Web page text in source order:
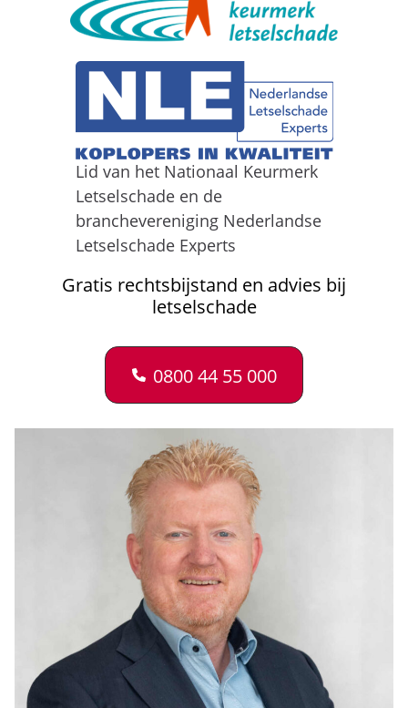
Lid van het Nationaal Keurmerk
Letselschade en de
branchevereniging Nederlandse
Letselschade Experts
Gratis rechtsbijstand en advies bij
letselschade
0800 44 55 000